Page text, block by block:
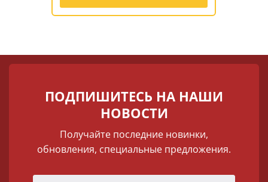
ПОДПИШИТЕСЬ НА НАШИ
НОВОСТИ
Получайте последние новинки,
обновления, специальные предложения.